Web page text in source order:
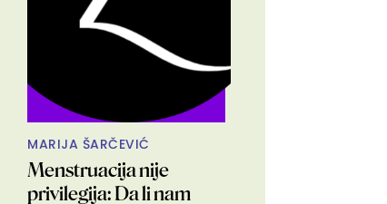
MARIJA ŠARČEVIĆ
Menstruacija nije
privilegija: Da li nam